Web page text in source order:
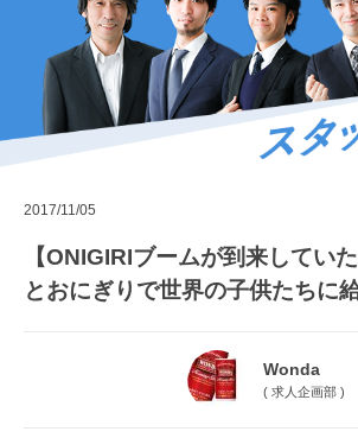
2017/11/05
【ONIGIRIブームが到来してい
とおにぎりで世界の子供たちに
Wonda
( 求人企画部)